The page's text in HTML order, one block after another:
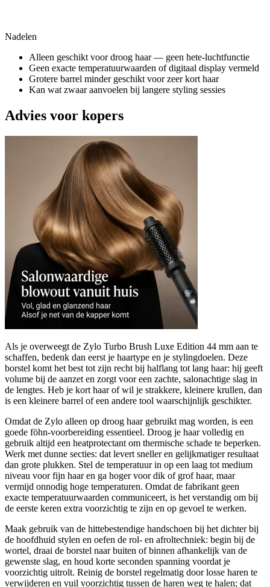
Nadelen
Alleen geschikt voor droog haar — geen hete-luchtfunctie
Geen exacte temperatuurwaarden of digitaal display vermeld
Grotere barrel minder geschikt voor zeer kort haar
Kan wat zwaar aanvoelen bij langere styling sessies
Advies voor kopers
Als je overweegt de Zylo Turbo Brush Luxe Edition 44 mm aan te
schaffen, bedenk dan eerst je haartype en je stylingdoelen. Deze
borstel komt het best tot zijn recht bij halflang tot lang haar: hij geeft
volume bij de aanzet en zorgt voor een zachte, salonachtige slag in
de lengtes. Heb je kort haar of wil je strakkere, kleinere krullen, dan
is een kleinere barrel of een andere tool waarschijnlijk geschikter.
Omdat de Zylo alleen op droog haar gebruikt mag worden, is een
goede föhn-voorbereiding essentieel. Droog je haar volledig en
gebruik altijd een heatprotectant om thermische schade te beperken.
Werk met dunne secties: dat levert sneller en gelijkmatiger resultaat
dan grote plukken. Stel de temperatuur in op een laag tot medium
niveau voor fijn haar en ga hoger voor dik of grof haar, maar
vermijd onnodig hoge temperaturen. Omdat de fabrikant geen
exacte temperatuurwaarden communiceert, is het verstandig om bij
de eerste keren extra voorzichtig te zijn en op gevoel te werken.
Maak gebruik van de hittebestendige handschoen bij het dichter bij
de hoofdhuid stylen en oefen de rol- en afroltechniek: begin bij de
wortel, draai de borstel naar buiten of binnen afhankelijk van de
gewenste slag, en houd korte seconden spanning voordat je
voorzichtig uitrolt. Reinig de borstel regelmatig door losse haren te
verwijderen en vuil voorzichtig tussen de haren weg te halen; dat